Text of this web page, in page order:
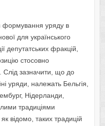
формування уряду в
для українського
депутатських фракцій,
стосовно
Слід зазначити, що до
уряди, належать Бельгія,
Нідерланди,
традиціями
відомо, таких традицій